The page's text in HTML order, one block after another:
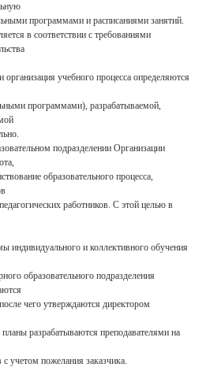
программами и расписаниями занятий.
в соответствии с требованиями
учебного процесса определяются
программами), разрабатываемой,
подразделении Организации
образовательного процесса,
работников. С этой целью в
индивидуального и коллективного обучения
образовательного подразделения
чего утверждаются директором
разрабатываются преподавателями на
учетом пожелания заказчика.